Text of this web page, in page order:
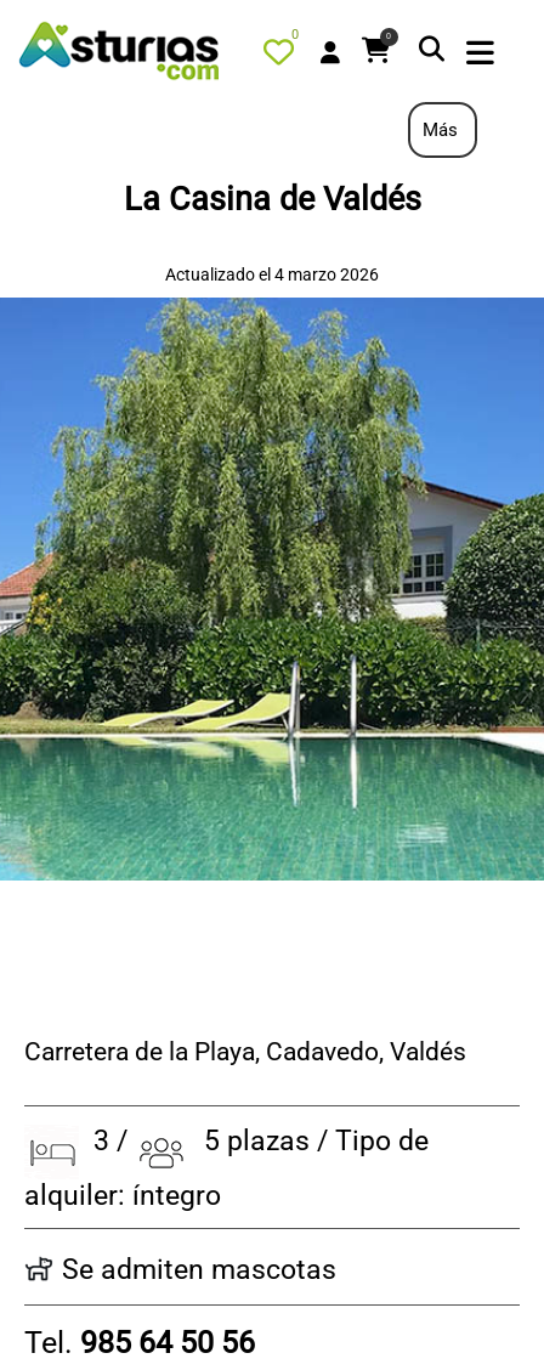
0 0
QUÉ HACER
ALOJAMIENTOS
RESTAURANTES
TURISMO ACTIVO
TIENDA
AGENDA
OFERTAS
CONTACTO
Más
La Casina de Valdés
Actualizado el 4 marzo 2026
Carretera de la Playa, Cadavedo, Valdés
3 /
5 plazas / Tipo de
alquiler: íntegro
Se admiten mascotas
Tel. 985 64 50 56